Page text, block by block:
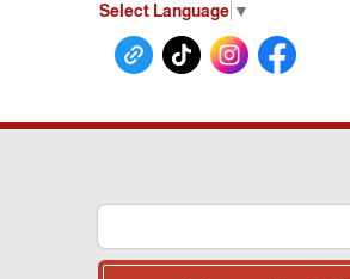
Select Language ▼